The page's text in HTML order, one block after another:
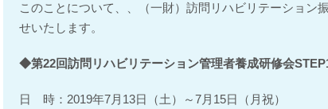
このことについて、、（一財）訪問リハビリテーション
せいたします。
◆第22回訪問リハビリテーション​管理者養成研修会
日 時：2019年7月13日（土）～7月15日（月祝）